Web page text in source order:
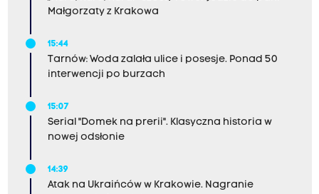
Małgorzaty z Krakowa
15:44
Tarnów: Woda zalała ulice i posesje. Ponad 50
interwencji po burzach
15:07
Serial "Domek na prerii". Klasyczna historia w
nowej odsłonie
14:39
Atak na Ukraińców w Krakowie. Nagranie